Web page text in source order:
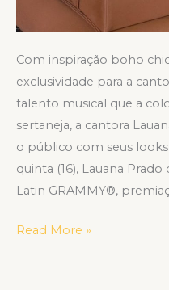
Com inspiração boho
exclusividade para a
talento musical que a
sertaneja, a cantora
o público com seus
quinta (16), Lauana
Latin GRAMMY®,
Read More »